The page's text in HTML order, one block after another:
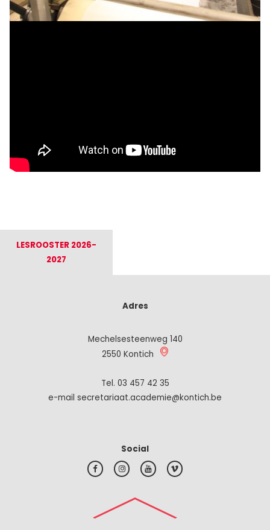
LESROOSTER 2026-
2027
Adres
Mechelsesteenweg 140
2550 Kontich
Tel. 03 457 42 35
e-mail secretariaat.academie@kontich.be
Social
#top